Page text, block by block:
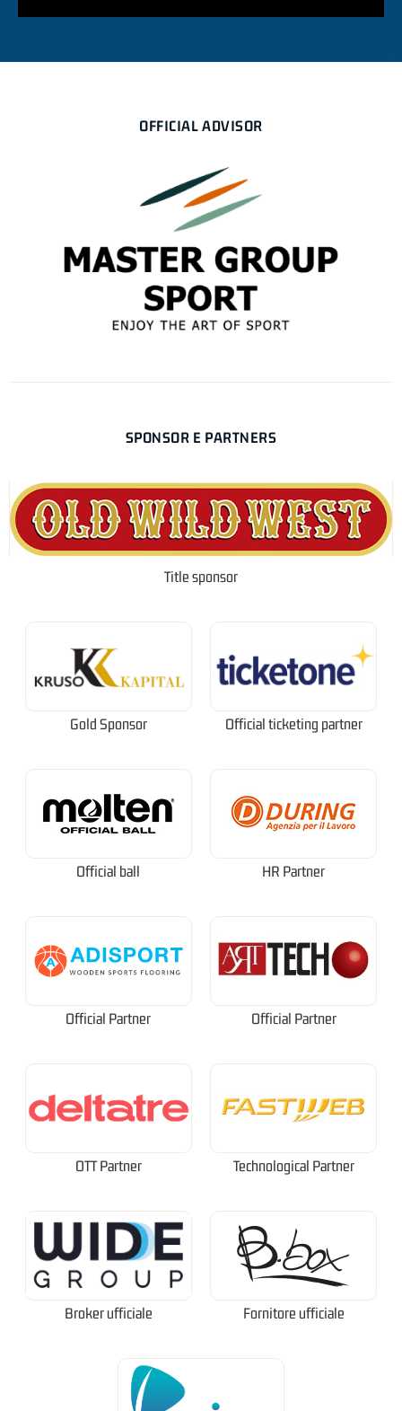
OFFICIAL ADVISOR
SPONSOR E PARTNERS
Title sponsor
Gold Sponsor Official ticketing partner
Official ball HR Partner
Official Partner Official Partner
OTT Partner Technological Partner
Broker ufficiale Fornitore ufficiale